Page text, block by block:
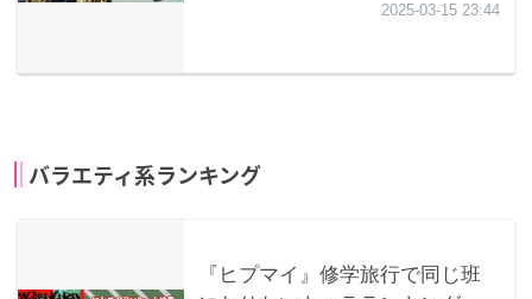
バラエティ系ランキング